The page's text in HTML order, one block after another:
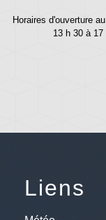
Horaires d'ouverture
13 h 30 à
Liens